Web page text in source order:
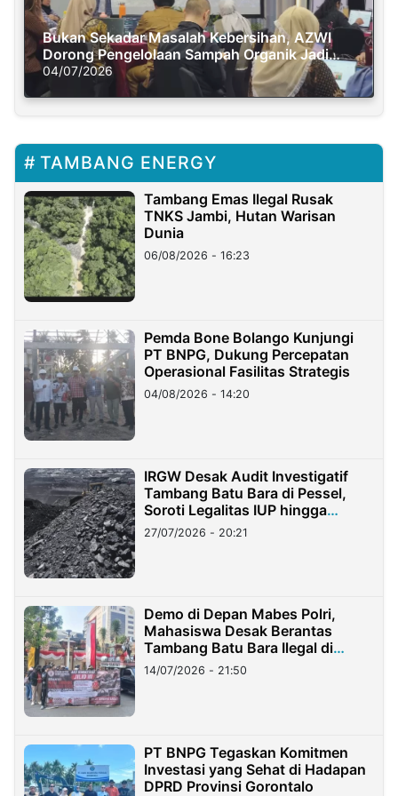
Bukan Sekadar Masalah Kebersihan, AZWI
Dorong Pengelolaan Sampah Organik Jadi
Solusi Krisis Iklim
04/07/2026
TAMBANG ENERGY
Tambang Emas Ilegal Rusak
TNKS Jambi, Hutan Warisan
Dunia
06/08/2026 - 16:23
Pemda Bone Bolango Kunjungi
PT BNPG, Dukung Percepatan
Operasional Fasilitas Strategis
04/08/2026 - 14:20
IRGW Desak Audit Investigatif
Tambang Batu Bara di Pessel,
Soroti Legalitas IUP hingga
Stockpile
27/07/2026 - 20:21
Demo di Depan Mabes Polri,
Mahasiswa Desak Berantas
Tambang Batu Bara Ilegal di
Lampung
14/07/2026 - 21:50
PT BNPG Tegaskan Komitmen
Investasi yang Sehat di Hadapan
DPRD Provinsi Gorontalo